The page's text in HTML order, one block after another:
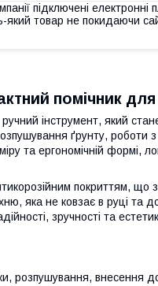
підключені
який товар не покидаючи
помічник
інструмент, який
ґрунту, роботи з
та ергономічній формі,
покриттям, що
яка не ковзає в руці та
зручності та
розпушування, внесення